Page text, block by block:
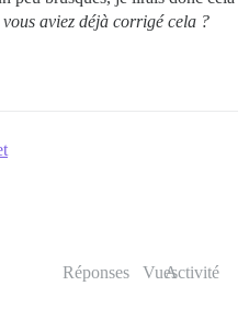
vous aviez déjà corrigé cela ?
Réponses VuesActivité